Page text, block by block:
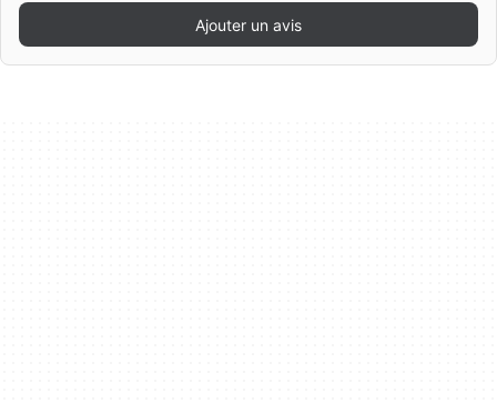
Ajouter un avis